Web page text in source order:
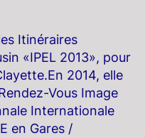
Itinéraires
«IPEL 2013», pour
2014, elle
Vous Image
Internationale
en Gares /